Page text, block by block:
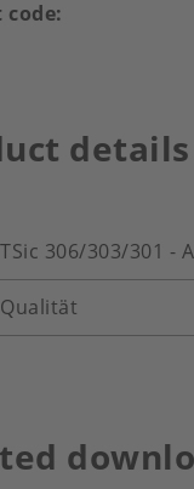
code
details
TSic 306/303/301 -
Qualität